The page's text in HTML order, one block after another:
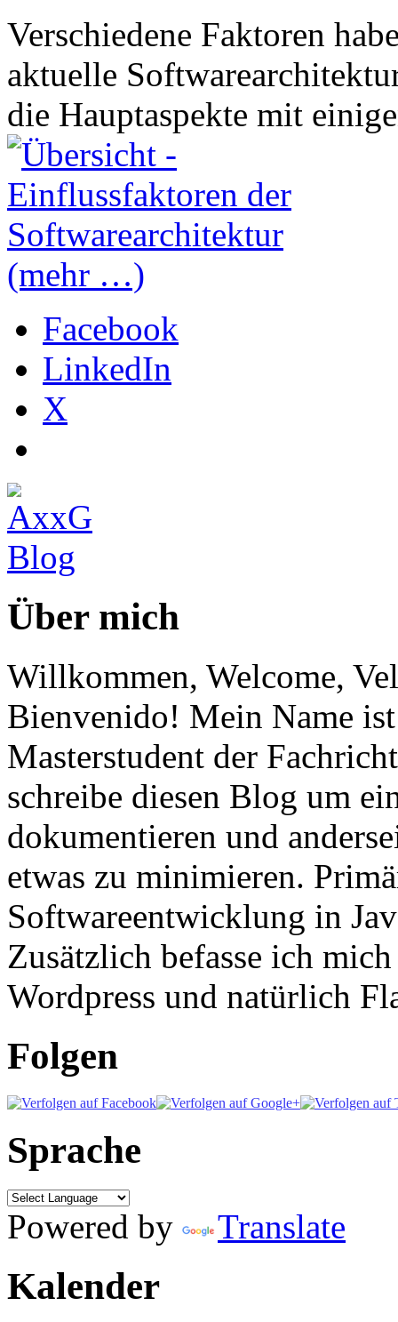
Verschiedene Faktoren
aktuelle
die Hauptaspekte mit
(mehr …)
Facebook
LinkedIn
X
Über mich
Willkommen, Welcome,
Bienvenido! Mein Name
Masterstudent der
schreibe diesen Blog um
dokumentieren und
etwas zu minimieren.
Softwareentwicklung in
Zusätzlich befasse ich
Wordpress und natürlich
Folgen
Sprache
Powered by Translate
Kalender